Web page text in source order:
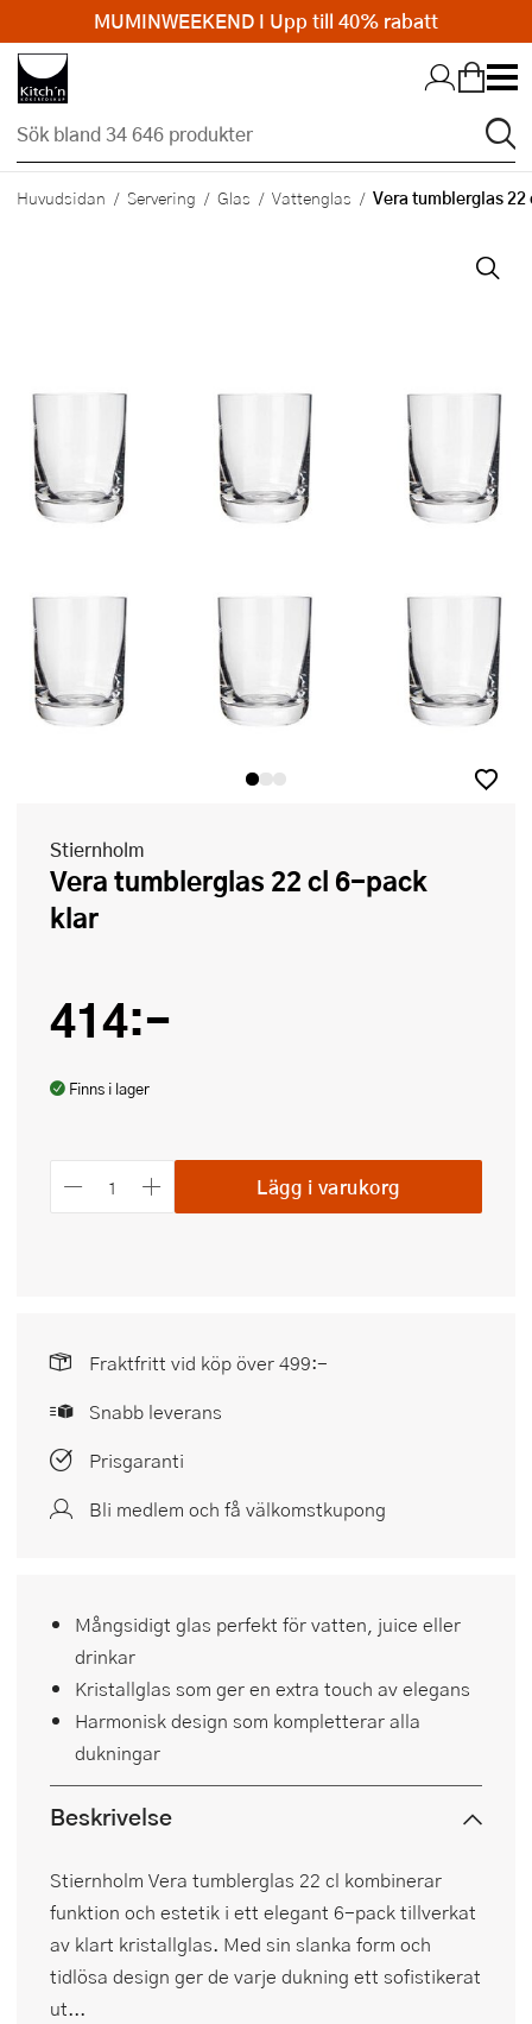
Hopp till huvudinnehållet
Huvudsidan Servering Glas Vattenglas Vera tumblerglas
Stiernholm
Vera tumblerglas 22 cl 6-pack
klar
414:-
Finns i lager
Lägg i varukorg
Fraktfritt vid köp över 499:-
Snabb leverans
Prisgaranti
Bli medlem och få välkomstkupong
Mångsidigt glas perfekt för vatten, juice eller
drinkar
Kristallglas som ger en extra touch av elegans
Harmonisk design som kompletterar alla
dukningar
Beskrivelse
Stiernholm Vera tumblerglas 22 cl kombinerar
funktion och estetik i ett elegant 6-pack tillverkat
av klart kristallglas. Med sin slanka form och
tidlösa design ger de varje dukning ett sofistikerat
ut...
MUMINWEEKEND I Upp till 40% rabatt